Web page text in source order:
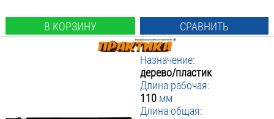
В КОРЗИНУ СРАВНИТЬ
Назначение:
дерево/пластик
Длина рабочая:
110 мм
Длина общая: